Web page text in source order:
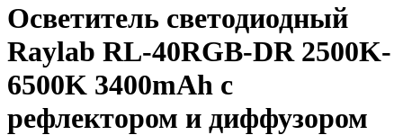
Осветитель светодиодный
Raylab RL-40RGB-DR 2500K-
6500K 3400mAh c
рефлектором и диффузором